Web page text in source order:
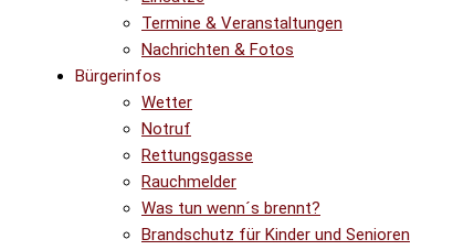
Termine & Veranstaltungen
Nachrichten & Fotos
Bürgerinfos
Wetter
Notruf
Rettungsgasse
Rauchmelder
Was tun wenn´s brennt?
Brandschutz für Kinder und Senioren